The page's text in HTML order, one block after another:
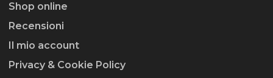
Shop online
Recensioni
Il mio account
Privacy & Cookie Policy